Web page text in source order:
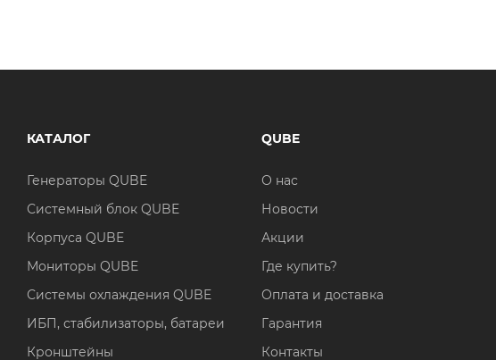
КАТАЛОГ
Генераторы QUBE
Системный блок QUBE
Корпуса QUBE
Мониторы QUBE
Системы охлаждения QUBE
ИБП, стабилизаторы, батареи
Кронштейны
QUBE
О нас
Новости
Акции
Где купить?
Оплата и доставка
Гарантия
Контакты